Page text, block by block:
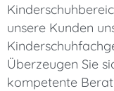
unsere Kunden
Überzeugen Sie
kompetente